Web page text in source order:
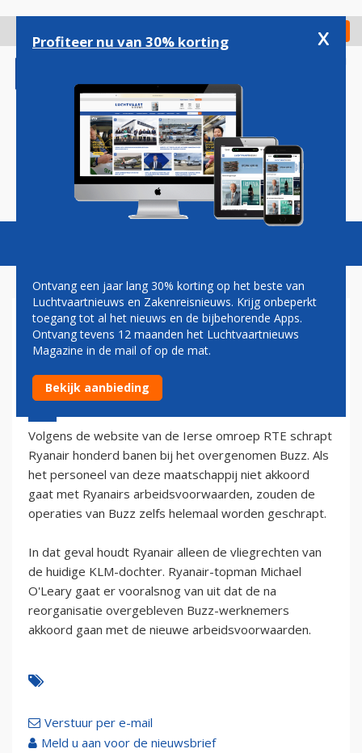
gaan
Check in
Magazine Podcasts Vacatures
'RYANAIR SCHRAPT
HONDERD BANEN BIJ BUZZ'
4 februari 2003 - 1:00
Volgens de website van de Ierse omroep RTE schrapt
Ryanair honderd banen bij het overgenomen Buzz. Als
het personeel van deze maatschappij niet akkoord
gaat met Ryanairs arbeidsvoorwaarden, zouden de
operaties van Buzz zelfs helemaal worden geschrapt.
In dat geval houdt Ryanair alleen de vliegrechten van
de huidige KLM-dochter. Ryanair-topman Michael
O'Leary gaat er vooralsnog van uit dat de na
reorganisatie overgebleven Buzz-werknemers
akkoord gaan met de nieuwe arbeidsvoorwaarden.
Verstuur per e-mail
Meld u aan voor de nieuwsbrief
Profiteer nu van 30% korting x
Ontvang een jaar lang 30% korting op het beste van
Luchtvaartnieuws en Zakenreisnieuws. Krijg onbeperkt
toegang tot al het nieuws en de bijbehorende Apps.
Ontvang tevens 12 maanden het Luchtvaartnieuws
Magazine in de mail of op de mat.
Bekijk aanbieding